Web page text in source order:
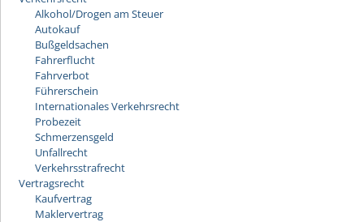
Alkohol/Drogen am Steuer
Autokauf
Bußgeldsachen
Fahrerflucht
Fahrverbot
Führerschein
Internationales Verkehrsrecht
Probezeit
Schmerzensgeld
Unfallrecht
Verkehrsstrafrecht
Vertragsrecht
Kaufvertrag
Maklervertrag